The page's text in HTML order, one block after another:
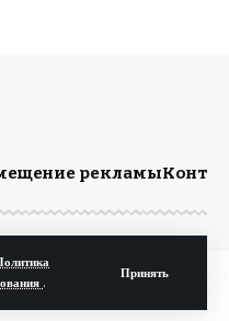
.
Принять
рекламы
защищены.